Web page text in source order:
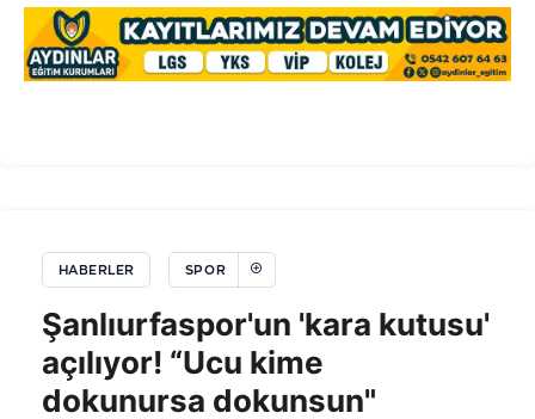
HABERLER SPOR
Şanlıurfaspor'un 'kara kutusu'
açılıyor! “Ucu kime
dokunursa dokunsun"